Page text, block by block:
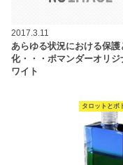
2017.3.11
あらゆる状況における保護
化・・・ポマンダーオリジ
ワイト
タロットとボ